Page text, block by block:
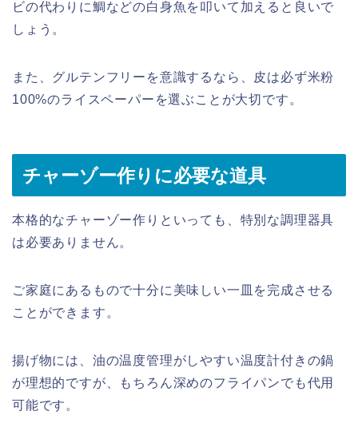
ビの代わりに鯛などの白身魚を叩いて加えると良いで
しょう。
また、グルテンフリーを意識するなら、皮は必ず米粉
100%のライスペーパーを選ぶことが大切です。
チャーゾー作りに必要な道具
本格的なチャーゾー作りといっても、特別な調理器具
は必要ありません。
ご家庭にあるもので十分に美味しい一皿を完成させる
ことができます。
揚げ物には、油の温度管理がしやすい温度計付きの鍋
が理想的ですが、もちろん深めのフライパンでも代用
可能です。